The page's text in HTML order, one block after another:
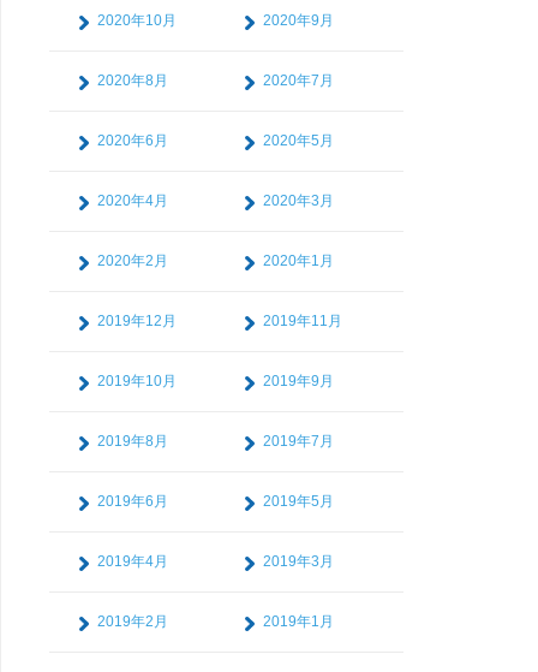
2020年10月 2020年9月
2020年8月 2020年7月
2020年6月 2020年5月
2020年4月 2020年3月
2020年2月 2020年1月
2019年12月 2019年11月
2019年10月 2019年9月
2019年8月 2019年7月
2019年6月 2019年5月
2019年4月 2019年3月
2019年2月 2019年1月